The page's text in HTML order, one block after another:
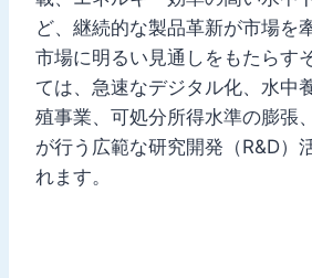
ど、継続的な製品革新が市場を
市場に明るい見通しをもたらす
ては、急速なデジタル化、水中
殖事業、可処分所得水準の膨張
が行う広範な研究開発（R&D）
れます。